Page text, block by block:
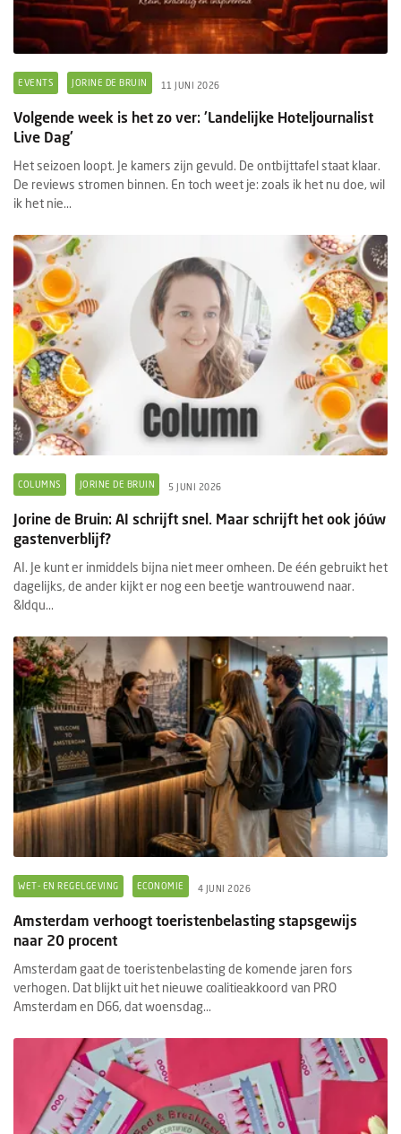
EVENTS JORINE DE BRUIN 11 JUNI 2026
Volgende week is het zo ver: 'Landelijke Hoteljournalist
Live Dag'
Het seizoen loopt. Je kamers zijn gevuld. De ontbijttafel staat klaar.
De reviews stromen binnen. En toch weet je: zoals ik het nu doe, wil
ik het nie...
COLUMNS JORINE DE BRUIN 5 JUNI 2026
Jorine de Bruin: AI schrijft snel. Maar schrijft het ook jóúw
gastenverblijf?
AI. Je kunt er inmiddels bijna niet meer omheen. De één gebruikt het
dagelijks, de ander kijkt er nog een beetje wantrouwend naar.
&ldqu...
WET- EN REGELGEVING ECONOMIE 4 JUNI 2026
Amsterdam verhoogt toeristenbelasting stapsgewijs
naar 20 procent
Amsterdam gaat de toeristenbelasting de komende jaren fors
verhogen. Dat blijkt uit het nieuwe coalitieakkoord van PRO
Amsterdam en D66, dat woensdag...